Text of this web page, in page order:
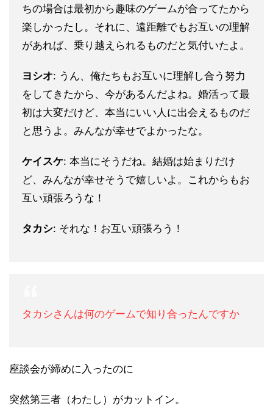
ちの場合は最初から趣味のゲームが合ってたから
楽しかったし。それに、遠距離でもお互いの理解
があれば、乗り越えられるものだと気付いたよ。
ヨシオ: うん、俺たちもお互いに理解し合う努力
をしてきたから、今があるんだよね。婚活って最
初は大変だけど、本当にいい人に出会えるものだ
と思うよ。みんなが幸せでよかったな。
ケイスケ: 本当にそうだね。結婚は始まりだけ
ど、みんなが幸せそうで嬉しいよ。これからもお
互い頑張ろうな！
タカシ: それな！お互い頑張ろう！
タカシさんは何のゲームで知り合ったんですか
座談会が締めに入ったのに
突然第三者（わたし）がカットイン。